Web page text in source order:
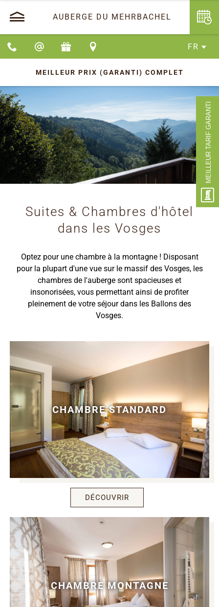
AUBERGE DU MEHRBACHEL
FR
MEILLEUR PRIX (GARANTI) COMPLET
Suites & Chambres d'hôtel
dans les Vosges
Optez pour une chambre à la montagne ! Disposant
pour la plupart d'une vue sur le massif des Vosges, les
chambres de l'auberge sont spacieuses et
insonorisées, vous permettant ainsi de profiter
pleinement de votre séjour dans les Ballons des
Vosges.
CHAMBRE STANDARD
DÉCOUVRIR
CHAMBRE MONTAGNE
MEILLEUR TARIF GARANTI